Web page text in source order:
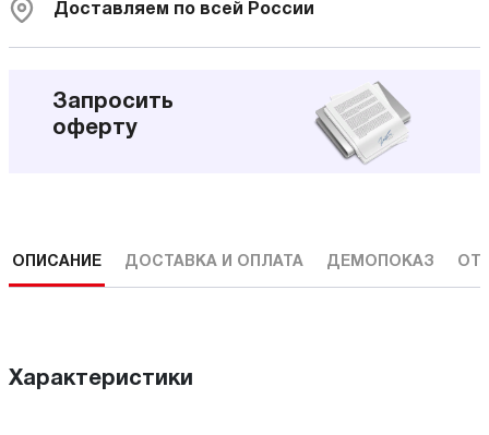
Доставляем по всей России
Запросить
оферту
ОПИСАНИЕ ДОСТАВКА И ОПЛАТА ДЕМОПОКАЗ
Характеристики